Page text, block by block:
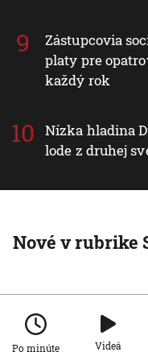
Zástupcovia
platy pre
každý rok
Nízka hladina
lode z druhej
Nové v rubrike
Po minúte Videá